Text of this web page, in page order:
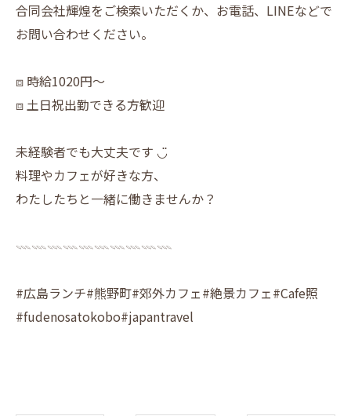
合同会社輝煌をご検索いただくか、お電話、LINEなどで
お問い合わせください。
⧈ 時給1020円〜
⧈ 土日祝出勤できる方歓迎
未経験者でも大丈夫です ◡̈
料理やカフェが好きな方、
わたしたちと一緒に働きませんか？
𓇠𓇠𓇠𓇠𓇠𓇠𓇠𓇠𓇠𓇠
#広島ランチ#熊野町#郊外カフェ#絶景カフェ#Cafe照
#fudenosatokobo#japantravel